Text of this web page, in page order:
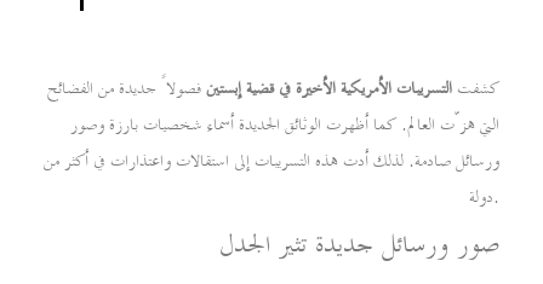
كشفتالتسريبات الأمريكية الأخيرة في قضية إبستينفصولاً جديدة من الفضائح
التي هزّت العالم. كما أظهرت الوثائق الجديدة أسماء شخصيات بارزة وصور
ورسائل صادمة. لذلك أدت هذه التسريبات إلى استقالات واعتذارات في أكثر من
دولة.
صور ورسائل جديدة تثير الجدل